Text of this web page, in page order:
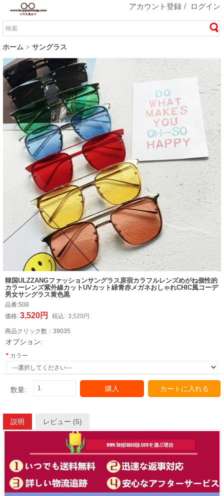
アカウント登録 / ログイン
ホーム サングラス
韓国ULZZANGファッションサングラス原宿カラフルレンズめがね個性的
カラーレンズ紫外線カットUVカット緑青赤メガネおしゃれCHIC風コーデ
男女サングラス黄色黒
品番:508
価格: 3,520円 税込: 3,520円
商品クリック数： 39035
オプション:
カラー
数量: 購入 カートに入れる
説明 レビュー (5)